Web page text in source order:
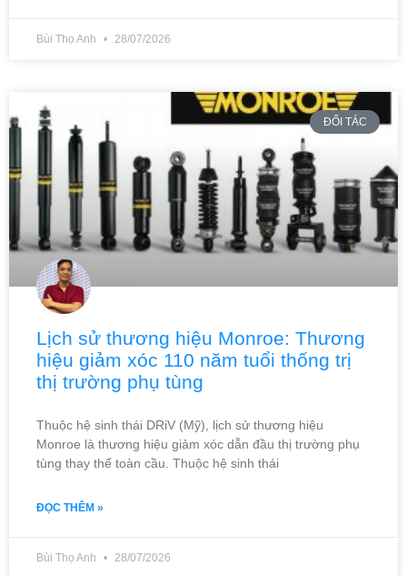
Bùi Thọ Anh 28/07/2026
ĐỐI TÁC
Lịch sử thương hiệu Monroe: Thương
hiệu giảm xóc 110 năm tuổi thống trị
thị trường phụ tùng
Thuộc hệ sinh thái DRiV (Mỹ), lịch sử thương hiệu
Monroe là thương hiệu giảm xóc dẫn đầu thị trường phụ
tùng thay thế toàn cầu. Thuộc hệ sinh thái
ĐỌC THÊM »
Bùi Thọ Anh 28/07/2026